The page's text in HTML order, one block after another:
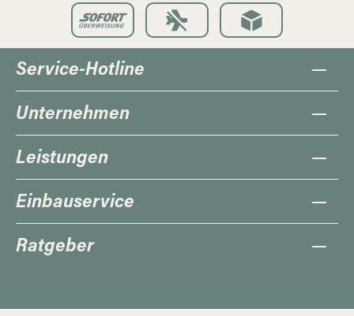
Service-Hotline
Unternehmen
Leistungen
Einbauservice
Ratgeber